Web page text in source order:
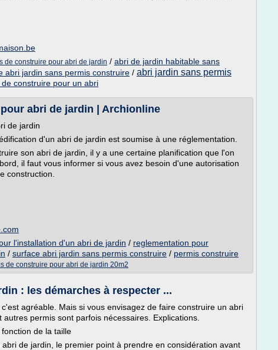
de construire pour abri de jardin / abri de jardin habitable sans
abri jardin sans permis construire / abri jardin sans permis
construire pour un abri
abri de jardin | Archionline
de jardin
d'un abri de jardin est soumise à une réglementation.
son abri de jardin, il y a une certaine planification que l'on
il faut vous informer si vous avez besoin d'une autorisation
construction.
l'installation d'un abri de jardin / reglementation pour
/ surface abri jardin sans permis construire / permis construire
de construire pour abri de jardin 20m2
: les démarches à respecter ...
agréable. Mais si vous envisagez de faire construire un abri
permis sont parfois nécessaires. Explications.
de la taille
de jardin, le premier point à prendre en considération avant